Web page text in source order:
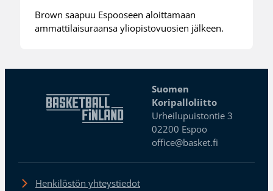
Brown saapuu Espooseen aloittamaan
ammattilaisuraansa yliopistovuosien jälkeen.
Suomen
Koripalloliitto
Urheilupuistontie 3
02200 Espoo
office@basket.fi
Henkilöstön yhteystiedot